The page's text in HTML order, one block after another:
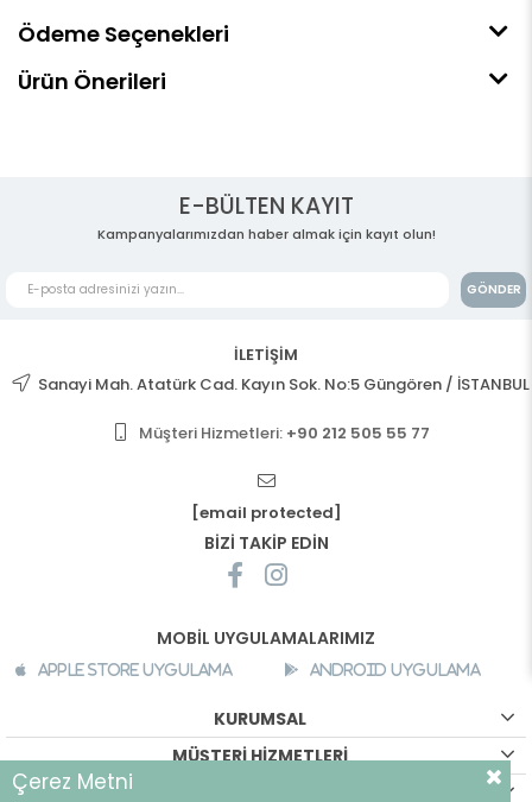
Ödeme Seçenekleri
Ürün Önerileri
E-BÜLTEN KAYIT
Kampanyalarımızdan haber almak için kayıt olun!
GÖNDER
İLETİŞİM
Sanayi Mah. Atatürk Cad. Kayın Sok. No:5 Güngören / İSTANBUL
Müşteri Hizmetleri: +90 212 505 55 77
[email protected]
BİZİ TAKİP EDİN
MOBİL UYGULAMALARIMIZ
Apple Store Uygulama Android Uygulama
KURUMSAL
MÜŞTERİ HİZMETLERİ
Çerez Metni